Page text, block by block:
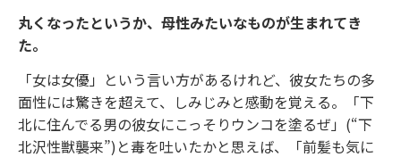
丸くなったというか、母性みたいなものが生まれてき
た。
「女は女優」という言い方があるけれど、彼女たちの多
面性には驚きを超えて、しみじみと感動を覚える。「下
北に住んでる男の彼女にこっそりウンコを塗るぜ」(“下
北沢性獣襲来”)と毒を吐いたかと思えば、「前髪も気に